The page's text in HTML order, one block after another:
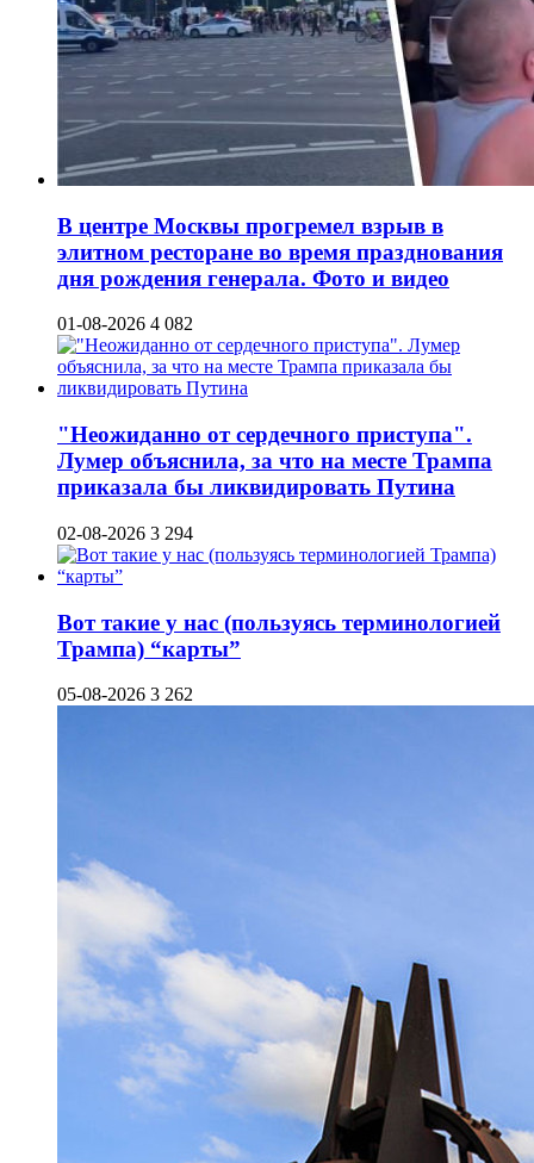
В центре Москвы прогремел взрыв в
элитном ресторане во время празднования
дня рождения генерала. Фото и видео
01-08-2026 4 082
"Неожиданно от сердечного приступа".
Лумер объяснила, за что на месте Трампа
приказала бы ликвидировать Путина
02-08-2026 3 294
Вот такие у нас (пользуясь терминологией
Трампа) “карты”
05-08-2026 3 262